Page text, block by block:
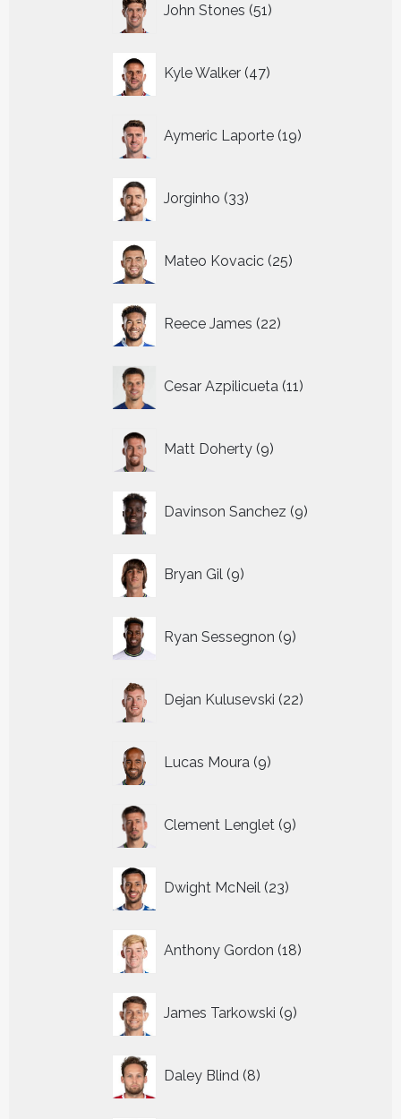
John Stones 51
producten
Kyle Walker 47
producten
Aymeric Laporte 19
producten
Jorginho 33
producten
Mateo Kovacic 25
producten
Reece James 22
producten
Cesar Azpilicueta 11
producten
Matt Doherty 9
producten
Davinson Sanchez 9
producten
Bryan Gil 9
producten
Ryan Sessegnon 9
producten
Dejan Kulusevski 22
producten
Lucas Moura 9
producten
Clement Lenglet 9
producten
Dwight McNeil 23
producten
Anthony Gordon 18
producten
James Tarkowski 9
producten
Daley Blind 8
producten